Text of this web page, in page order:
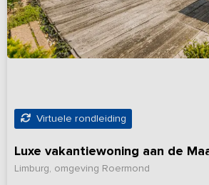
Virtuele rondleiding
Luxe vakantiewoning aan de
Limburg, omgeving Roermond